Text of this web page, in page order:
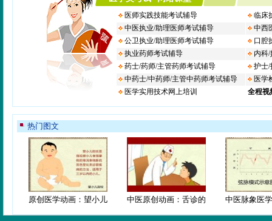
热门图文
原创医学动画：望小儿 中医原创动画：舌诊的 中医脉象医